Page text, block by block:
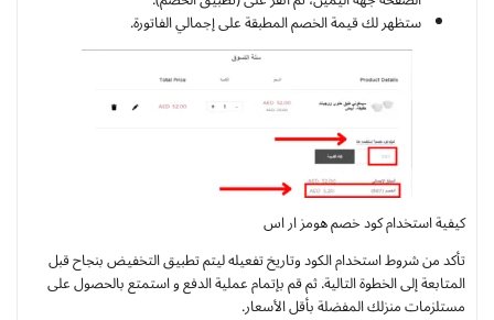
ستظهر لك قيمة الخصم المطبقة على إجمالي الفاتورة.
كيفية استخدام كود خصم هومز ار اس
تأكد من شروط استخدام الكود وتاريخ تفعيله ليتم تطبيق التخفيض بنجاح قبل
المتابعة إلى الخطوة التالية. ثم قم بإتمام عملية الدفع و استمتع بالحصول على
مستلزمات منزلك المفضلة بأقل الأسعار.